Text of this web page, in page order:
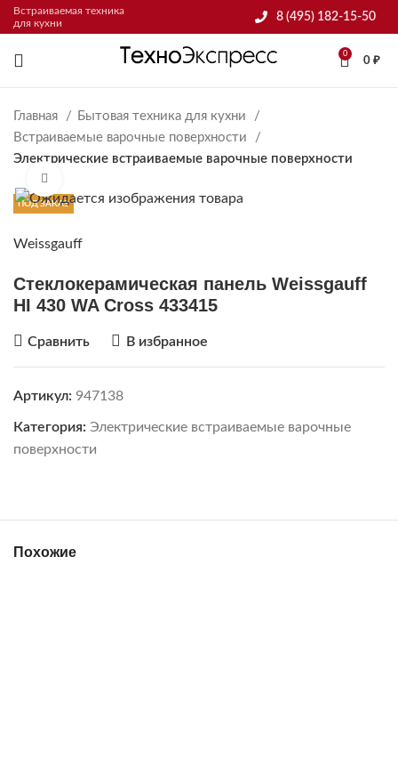
Встраиваемая техника
для кухни
8 (495) 182-15-50
0
0 ₽
Главная
Бытовая техника для кухни
Встраиваемые варочные поверхности
Электрические встраиваемые варочные поверхности
ПОД ЗАКАЗ
Weissgauff
Стеклокерамическая панель Weissgauff
HI 430 WA Cross 433415
Сравнить В избранное
Артикул: 947138
Категория: Электрические встраиваемые варочные
поверхности
Похожие